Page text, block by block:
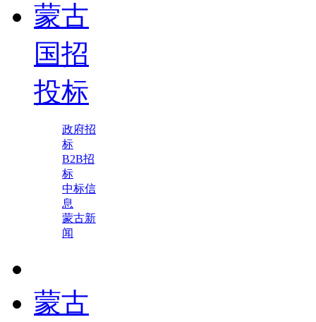
蒙古
国招
投标
政府招
标
B2B招
标
中标信
息
蒙古新
闻
蒙古